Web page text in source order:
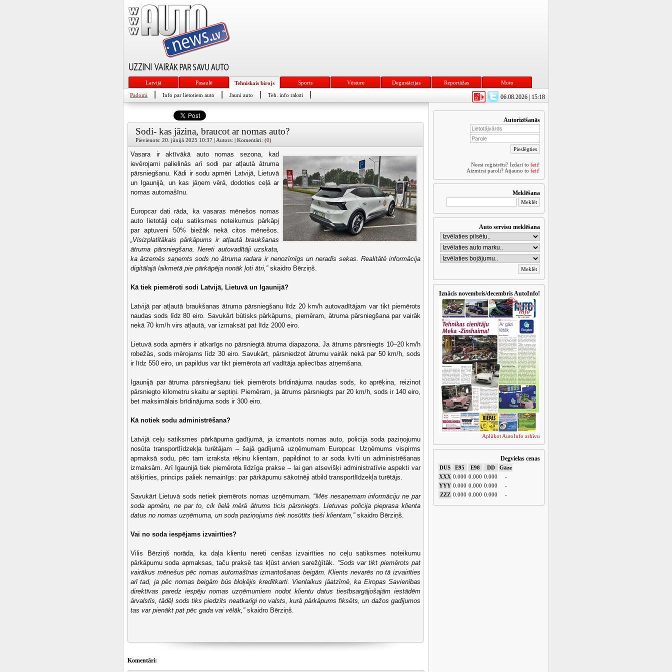
Latvijā Pasaulē Tehniskais birojs Sports Vēsture Degustācijas Reportāžas Moto
06.08.2026 | 15:18
Padomi Info par lietotiem auto Jauni auto Teh. info raksti
Sodi- kas jāzina, braucot ar nomas auto?
Pievienots: 20. jūnijā 2025 10:37 | Autors: | Komentāri: (0)
Vasara ir aktīvākā auto nomas sezona, kad
ievērojami palielinās arī sodi par atļautā ātruma
pārsniegšanu. Kādi ir sodu apmēri Latvijā, Lietuvā
un Igaunijā, un kas jāņem vērā, dodoties ceļā ar
nomas automašīnu.
Europcar dati rāda, ka vasaras mēnešos nomas
auto lietotāji ceļu satiksmes noteikumus pārkāpj
par aptuveni 50% biežāk nekā citos mēnešos.
„Visizplatītākais pārkāpums ir atļautā braukšanas
ātruma pārsniegšana. Nereti autovadītāji uzskata,
ka ārzemēs saņemts sods no ātruma radara ir nenozīmīgs un neradīs sekas. Realitātē informācija
digitālajā laikmetā pie pārkāpēja nonāk ļoti ātri,”skaidro Bērziņš.
Kā tiek piemēroti sodi Latvijā, Lietuvā un Igaunijā?
Latvijā par atļautā braukšanas ātruma pārsniegšanu līdz 20 km/h autovadītājam var tikt piemērots
naudas sods līdz 80 eiro. Savukārt būtisks pārkāpums, piemēram, ātruma pārsniegšana par vairāk
nekā 70 km/h virs atļautā, var izmaksāt pat līdz 2000 eiro.
Lietuvā soda apmērs ir atkarīgs no pārsniegtā ātruma diapazona. Ja ātrums pārsniegts 10–20 km/h
robežās, sods mērojams līdz 30 eiro. Savukārt, pārsniedzot ātrumu vairāk nekā par 50 km/h, sods
ir līdz 550 eiro, un papildus var tikt piemērota arī vadītāja apliecības atņemšana.
Igaunijā par ātruma pārsniegšanu tiek piemērots brīdinājuma naudas sods, ko aprēķina, reizinot
pārsniegto kilometru skaitu ar septiņi. Piemēram, ja ātrums pārsniegts par 20 km/h, sods ir 140 eiro,
bet maksimālais brīdinājuma sods ir 300 eiro.
Kā notiek sodu administrēšana?
Latvijā ceļu satiksmes pārkāpuma gadījumā, ja izmantots nomas auto, policija soda paziņojumu
nosūta transportlīdzekļa turētājam – šajā gadījumā uzņēmumam Europcar. Uzņēmums vispirms
apmaksā sodu, pēc tam izraksta rēķinu klientam, papildinot to ar soda kvīti un administrēšanas
izmaksām. Arī Igaunijā tiek piemērota līdzīga prakse – lai gan atsevišķi administratīvie aspekti var
atšķirties, princips paliek nemainīgs: par pārkāpumu sākotnēji atbild transportlīdzekļa turētājs.
Savukārt Lietuvā sods netiek piemērots nomas uzņēmumam. “Mēs nesaņemam informāciju ne par
soda apmēru, ne par to, cik lielā mērā ātrums ticis pārsniegts. Lietuvas policija pieprasa klienta
datus no nomas uzņēmuma, un soda paziņojums tiek nosūtīts tieši klientam,” skaidro Bērziņš.
Vai no soda iespējams izvairīties?
Vilis Bērziņš norāda, ka daļa klientu nereti cenšas izvairīties no ceļu satiksmes noteikumu
pārkāpumu soda apmaksas, taču praksē tas kļūst arvien sarežģītāk. “Sods var tikt piemērots pat
vairākus mēnešus pēc nomas automašīnas izmantošanas beigām. Klients nevarēs no tā izvairīties
arī tad, ja pēc nomas beigām būs bloķējis kredītkarti. Vienlaikus jāatzīmē, ka Eiropas Savienības
direktīvas paredz iespēju nomas uzņēmumiem nodot klientu datus tiesībsargājošajām iestādēm
ārvalstīs, tādēļ sods tiks piedzīts neatkarīgi no valsts, kurā pārkāpums fiksēts, un dažos gadījumos
tas var pienākt pat pēc gada vai vēlāk,” skaidro Bērziņš.
Komentāri:
Autorizēšanās
Neesi reģistrēts? Izdari to šeit!
Aizmirsi paroli? Atjauno to šeit!
Meklēšana
Auto servisu meklēšana
Iznācis novembris/decembris AutoInfo!
Aplūkot AutoInfo arhīvu
Degvielas cenas
DUS E95 E98 DD
Gāze
XXX 0.000 0.000 0.000
-
YYY 0.000 0.000 0.000
-
ZZZ 0.000 0.000 0.000 -